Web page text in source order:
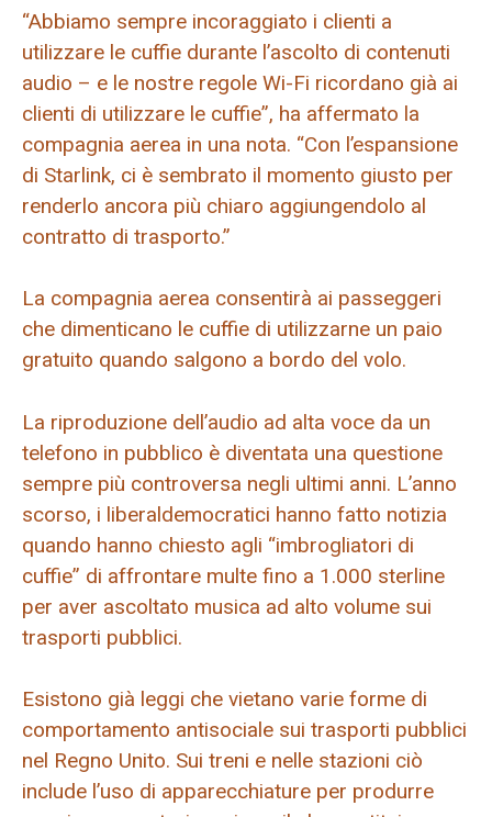
“Abbiamo sempre incoraggiato i clienti a
utilizzare le cuffie durante l’ascolto di contenuti
audio – e le nostre regole Wi-Fi ricordano già ai
clienti di utilizzare le cuffie”, ha affermato la
compagnia aerea in una nota. “Con l’espansione
di Starlink, ci è sembrato il momento giusto per
renderlo ancora più chiaro aggiungendolo al
contratto di trasporto.”
La compagnia aerea consentirà ai passeggeri
che dimenticano le cuffie di utilizzarne un paio
gratuito quando salgono a bordo del volo.
La riproduzione dell’audio ad alta voce da un
telefono in pubblico è diventata una questione
sempre più controversa negli ultimi anni. L’anno
scorso, i liberaldemocratici hanno fatto notizia
quando hanno chiesto agli “imbrogliatori di
cuffie” di affrontare multe fino a 1.000 sterline
per aver ascoltato musica ad alto volume sui
trasporti pubblici.
Esistono già leggi che vietano varie forme di
comportamento antisociale sui trasporti pubblici
nel Regno Unito. Sui treni e nelle stazioni ciò
include l’uso di apparecchiature per produrre